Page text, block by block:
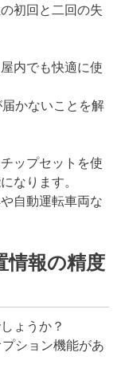
初回と二回の失
内でも快適に使
かないことを解
ップセットを使
なります。
自動運転車両な
情報の精度
ょうか？
ション機能があ